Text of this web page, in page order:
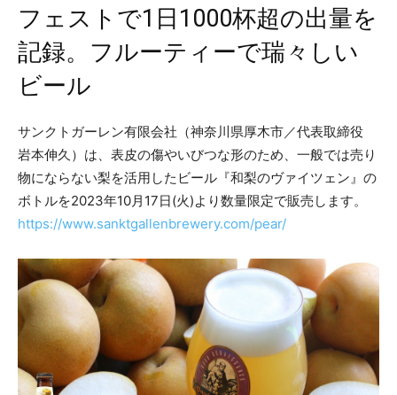
フェストで1日1000杯超の出量を
記録。フルーティーで瑞々しい
ビール
サンクトガーレン有限会社（神奈川県厚木市／代表取締役
岩本伸久）は、表皮の傷やいびつな形のため、一般では売り
物にならない梨を活用したビール『和梨のヴァイツェン』の
ボトルを2023年10月17日(火)より数量限定で販売します。
https://www.sanktgallenbrewery.com/pear/